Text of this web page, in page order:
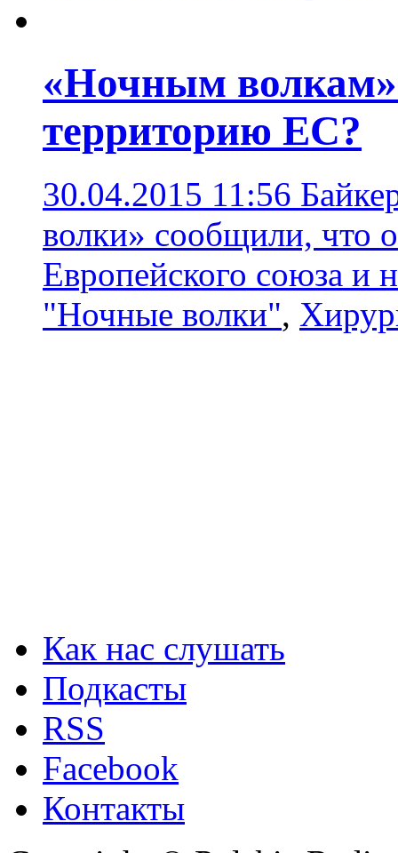
«Ночным волкам»
территорию ЕС?
30.04.2015 11:56
волки» сообщили, что
Европейского союза и
"Ночные волки",
Как нас слушать
Подкасты
RSS
Facebook
Контакты